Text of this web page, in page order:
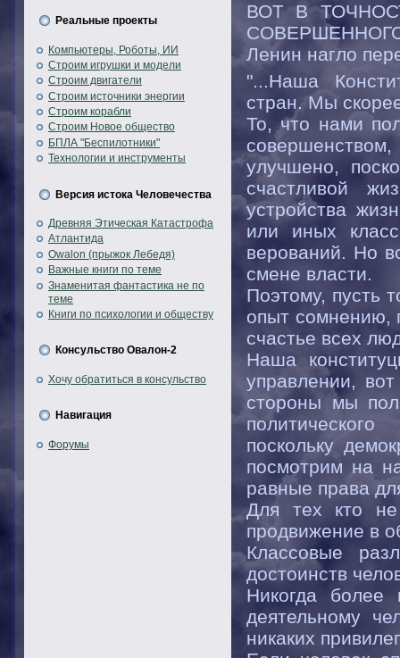
Реальные проекты
Компьютеры, Роботы, ИИ
Строим игрушки и модели
Строим двигатели
Строим источники энергии
Строим корабли
Строим Новое общество
БПЛА "Беспилотники"
Технологии и инструменты
Версия истока Человечества
Древняя Этическая Катастрофа
Атлантида
Owalon (прыжок Лебедя)
Важные книги по теме
Знаменитая фантастика не по
теме
Книги по психологии и обществу
Консульство Овалон-2
Хочу обратиться в консульство
Навигация
Форумы
ВОТ В
СОВЕРШЕННОГО
Ленин нагло
"...Наша
стран. Мы
То, что нами
улучшено,
счастливой
устройства
или иных
верований. Но
смене власти.
Поэтому, пусть
опыт сомнению,
счастье всех
Наша
управлении,
стороны мы
поскольку
посмотрим на
равные права
Для тех кто не
продвижение в
Классовые
достоинств
Никогда
деятельному
никаких